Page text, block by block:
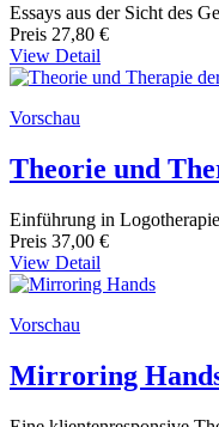
Essays aus der Sicht des
Preis 27,80 €
View Detail
Vorschau
Theorie und
Einführung in
Preis 37,00 €
View Detail
Vorschau
Mirroring